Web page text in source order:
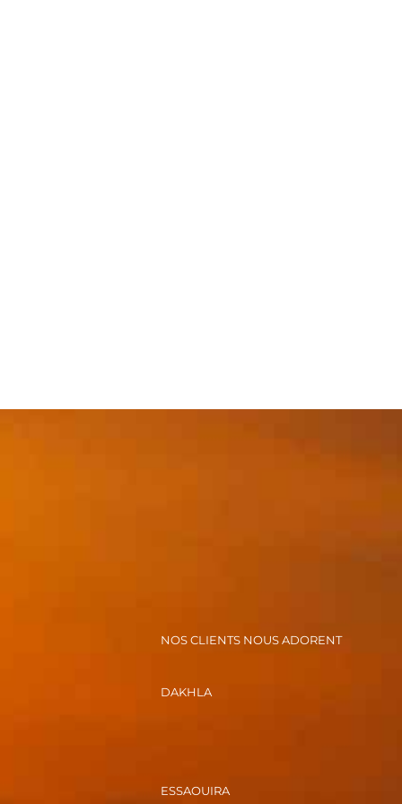
NOS CLIENTS NOUS ADORENT
DAKHLA
ESSAOUIRA